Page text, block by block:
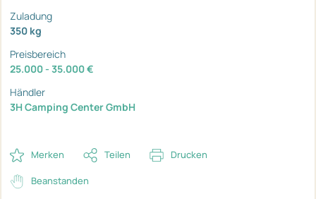
Zuladung
350 kg
Preisbereich
25.000 - 35.000 €
Händler
3H Camping Center GmbH
Merken Teilen Drucken
Beanstanden